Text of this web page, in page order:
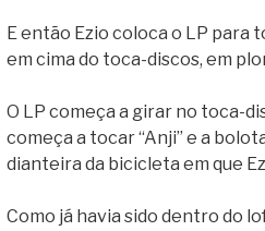
E então Ezio coloca o LP para
em cima do toca-discos, em
O LP começa a girar no toca-
começa a tocar “Anji” e a
dianteira da bicicleta em que
Como já havia sido dentro do